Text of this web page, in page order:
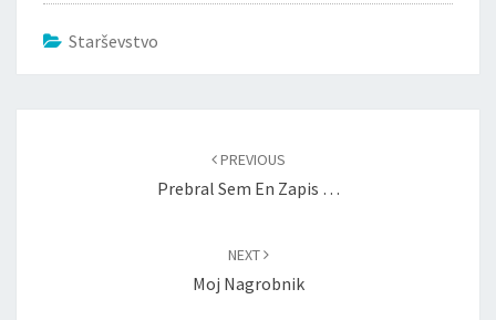
Starševstvo
PREVIOUS
Prebral Sem En Zapis …
NEXT
Moj Nagrobnik